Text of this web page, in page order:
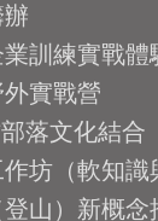
辦
業訓練實戰體
外實戰營
落文化結合
坊（軟知識
登山）新概念